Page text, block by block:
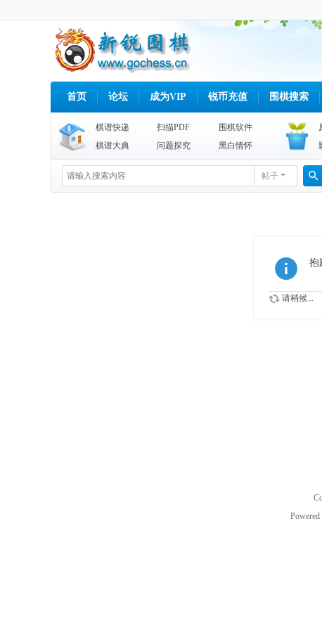
首页 论坛 成为VIP 锐币充值 围棋搜索
棋谱快递 扫描PDF
围棋软件
棋谱大典
问题探究 黑白情怀
帖子
抱
请稍候...
Powered